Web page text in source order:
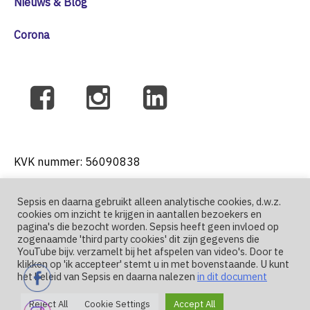
Corona
KVK nummer: 56090838
T: +31 6 41271004
E: nutma@sepsis-en-daarna.nl
Sepsis en daarna gebruikt alleen analytische cookies, d.w.z.
cookies om inzicht te krijgen in aantallen bezoekers en
pagina's die bezocht worden. Sepsis heeft geen invloed op
zogenaamde 'third party cookies' dit zijn gegevens die
YouTube bijv. verzamelt bij het afspelen van video's. Door te
klikken op 'ik accepteer' stemt u in met bovenstaande. U kunt
het beleid van Sepsis en daarna nalezen in dit document
Reject All Cookie Settings Accept All